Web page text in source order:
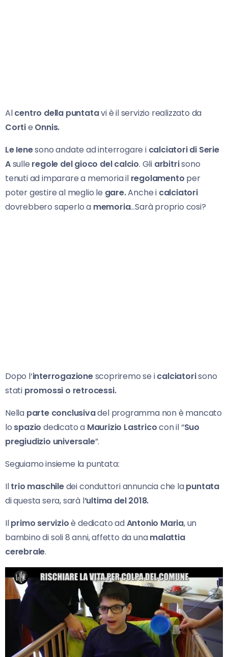
Alcentro della puntatavi è il servizio realizzato da
Cortie Onnis.
Le Ienesono andate ad interrogare i calciatori di Serie
Asulle regole del gioco del calcio. Gli arbitrisono
tenuti ad imparare a memoria ilregolamento per
poter gestire al meglio le gare.Anche i calciatori
dovrebbero saperlo a memoria…Sarà proprio cosi?
Dopo l‘interrogazionescopriremo se icalciatorisono
stati promossi o retrocessi.
Nella parte conclusivadel programma non è mancato
lo spazio dedicato a Maurizio Lastricocon il “Suo
pregiudizio universale”.
Seguiamo insieme la puntata:
Iltrio maschiledei conduttori annuncia che lapuntata
di questa sera, sarà l‘ultima del 2018.
Ilprimo servizioè dedicato adAntonio Maria, un
bambino di soli 8 anni, affetto da unamalattia
cerebrale.